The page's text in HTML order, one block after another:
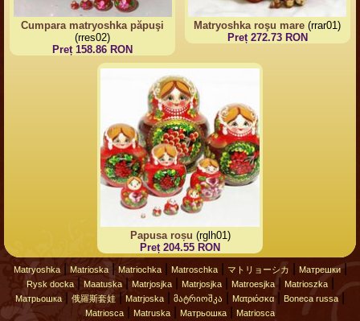
Cumpara matryoshka păpuşi
(rres02)
Preț 158.86 RON
Matryoshka roşu mare (rrar01)
Preț 272.73 RON
Papusa roșu (rglh01)
Preț 204.55 RON
Matryoshka| Matrioska| Matriochka| Matroschka| マトリョーシカ Матрешки|
Rysk docka| Maatuska| Matrjosjka| Matrjosjka| Matroesjka| Matrioszka|
Матрьошка 俄羅斯套娃 Matrjoska მატრიოშკა Ματριόσκα Boneca russa
Matriosca Matruska Матрьошка Matriosca